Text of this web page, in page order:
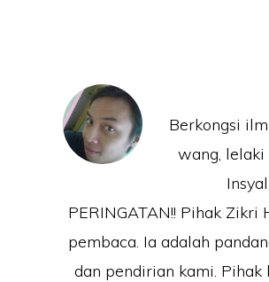
Berkongsi
wang, lelaki
PERINGATAN!! Pihak
pembaca. Ia adalah
dan pendirian kami.